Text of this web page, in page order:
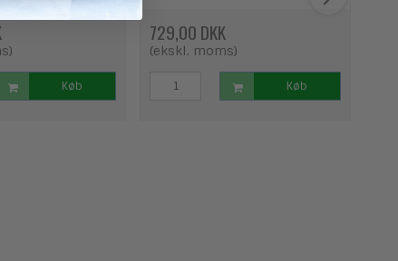
Køb
729,00 DKK
(ekskl. moms)
Køb